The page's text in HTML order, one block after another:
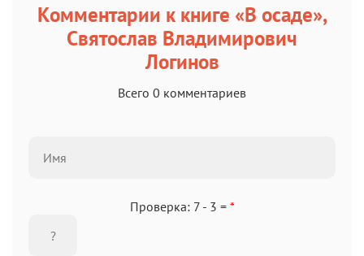
Комментарии к книге «В осаде»,
Святослав Владимирович
Логинов
Всего 0 комментариев
Проверка: 7 - 3 = *